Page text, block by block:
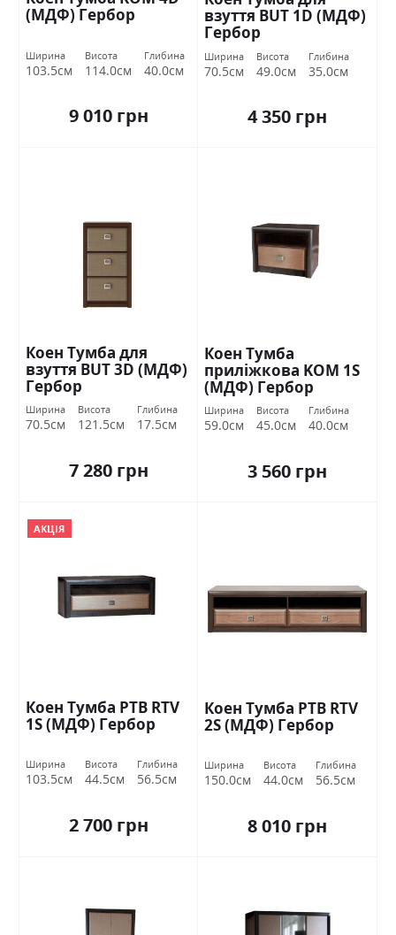
(МДФ) Гербор
Ширина
103.5см
Висота
114.0см
Глибина
40.0см
9 010 грн
взуття BUT 1D (МДФ)
Гербор
Ширина
70.5см
Висота
49.0см
Глибина
35.0см
4 350 грн
Коен Тумба для
взуття BUT 3D (МДФ)
Гербор
Ширина
70.5см
Висота
121.5см
Глибина
17.5см
7 280 грн
Коен Тумба
приліжкова KOM 1S
(МДФ) Гербор
Ширина
59.0см
Висота
45.0см
Глибина
40.0см
3 560 грн
АКЦІЯ
Коен Тумба РТВ RTV
1S (МДФ) Гербор
Ширина
103.5см
Висота
44.5см
Глибина
56.5см
2 700 грн
Коен Тумба РТВ RTV
2S (МДФ) Гербор
Ширина
150.0см
Висота
44.0см
Глибина
56.5см
8 010 грн